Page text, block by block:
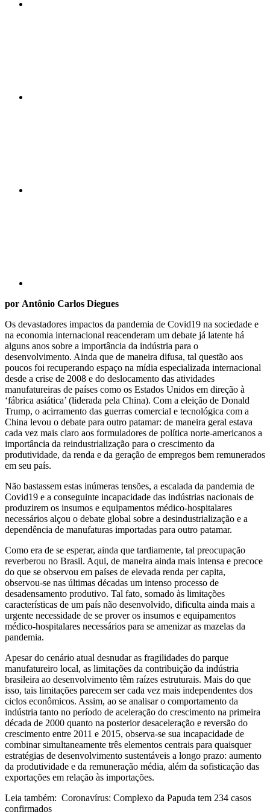
por Antônio Carlos Diegues
Os devastadores impactos da pandemia de Covid19 na sociedade e
na economia internacional reacenderam um debate já latente há
alguns anos sobre a importância da indústria para o
desenvolvimento. Ainda que de maneira difusa, tal questão aos
poucos foi recuperando espaço na mídia especializada internacional
desde a crise de 2008 e do deslocamento das atividades
manufatureiras de países como os Estados Unidos em direção à
‘fábrica asiática’ (liderada pela China). Com a eleição de Donald
Trump, o acirramento das guerras comercial e tecnológica com a
China levou o debate para outro patamar: de maneira geral estava
cada vez mais claro aos formuladores de política norte-americanos a
importância da reindustrialização para o crescimento da
produtividade, da renda e da geração de empregos bem remunerados
em seu país.
Não bastassem estas inúmeras tensões, a escalada da pandemia de
Covid19 e a conseguinte incapacidade das indústrias nacionais de
produzirem os insumos e equipamentos médico-hospitalares
necessários alçou o debate global sobre a desindustrialização e a
dependência de manufaturas importadas para outro patamar.
Como era de se esperar, ainda que tardiamente, tal preocupação
reverberou no Brasil. Aqui, de maneira ainda mais intensa e precoce
do que se observou em países de elevada renda per capita,
observou-se nas últimas décadas um intenso processo de
desadensamento produtivo. Tal fato, somado às limitações
características de um país não desenvolvido, dificulta ainda mais a
urgente necessidade de se prover os insumos e equipamentos
médico-hospitalares necessários para se amenizar as mazelas da
pandemia.
Apesar do cenário atual desnudar as fragilidades do parque
manufatureiro local, as limitações da contribuição da indústria
brasileira ao desenvolvimento têm raízes estruturais. Mais do que
isso, tais limitações parecem ser cada vez mais independentes dos
ciclos econômicos. Assim, ao se analisar o comportamento da
indústria tanto no período de aceleração do crescimento na primeira
década de 2000 quanto na posterior desaceleração e reversão do
crescimento entre 2011 e 2015, observa-se sua incapacidade de
combinar simultaneamente três elementos centrais para quaisquer
estratégias de desenvolvimento sustentáveis a longo prazo: aumento
da produtividade e da remuneração média, além da sofisticação das
exportações em relação às importações.
Leia também: Coronavírus: Complexo da Papuda tem 234 casos
confirmados